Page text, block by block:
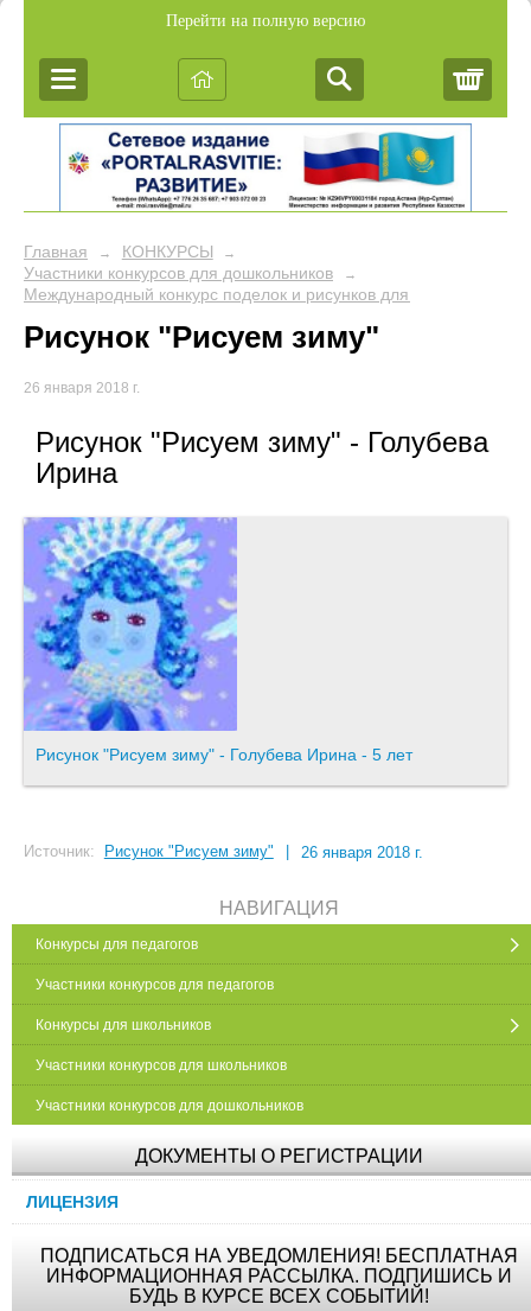
Перейти на полную версию
Главная → КОНКУРСЫ →
Участники конкурсов для дошкольников →
Международный конкурс поделок и рисунков для
Рисунок "Рисуем зиму"
26 января 2018 г.
Рисунок "Рисуем зиму" - Голубева
Ирина
Рисунок "Рисуем зиму" - Голубева Ирина - 5 лет
Источник: Рисунок "Рисуем зиму" 26 января 2018 г.
НАВИГАЦИЯ
Конкурсы для педагогов
Участники конкурсов для педагогов
Конкурсы для школьников
Участники конкурсов для школьников
Участники конкурсов для дошкольников
ДОКУМЕНТЫ О РЕГИСТРАЦИИ
ЛИЦЕНЗИЯ
ПОДПИСАТЬСЯ НА УВЕДОМЛЕНИЯ! БЕСПЛАТНАЯ
ИНФОРМАЦИОННАЯ РАССЫЛКА. ПОДПИШИСЬ И
БУДЬ В КУРСЕ ВСЕХ СОБЫТИЙ!